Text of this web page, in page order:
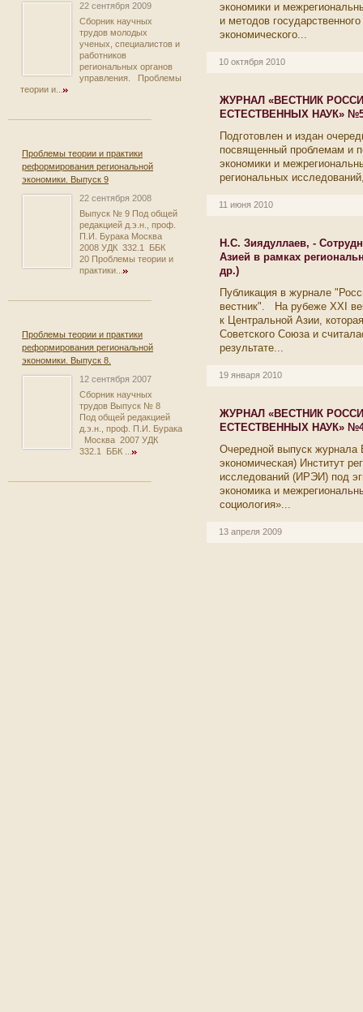
22 сентября 2009
Сборник научных
трудов молодых
ученых, специалистов и
работников
региональных органов
управления. Проблемы
теории и...
Проблемы теории и практики
реформирования региональной
экономики. Выпуск 9
22 сентября 2008
Выпуск № 9 Под общей
редакцией д.э.н., проф.
П.И. Бурака Москва
2008 УДК 332.1 ББК
20 Проблемы теории и
практики...
Проблемы теории и практики
реформирования региональной
экономики. Выпуск 8.
12 сентября 2007
Сборник научных
трудов Выпуск № 8
Под общей редакцией
д.э.н., проф. П.И. Бурака
Москва 2007 УДК
332.1 ББК ...
экономики и
и методов
экономического...
10 октября 2010
ЖУРНАЛ «ВЕСТНИК
ЕСТЕСТВЕННЫХ НАУК»
Подготовлен и издан
посвященный проблемам и
экономики и
региональных
11 июня 2010
Н.С. Зиядуллаев, -
Азией в рамках
др.)
Публикация в журнале
вестник". На рубеже XXI
к Центральной Азии,
Советского Союза и
результате...
19 января 2010
ЖУРНАЛ «ВЕСТНИК
ЕСТЕСТВЕННЫХ НАУК» №4,
Очередной выпуск журнала
экономическая) Институт
исследований (ИРЭИ) под
экономика и
социология»...
13 апреля 2009